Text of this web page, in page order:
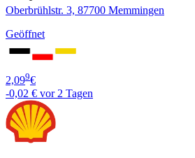
Oberbrühlstr. 3, 87700 Memmingen
Geöffnet
2,099€
-0,02 € vor 2 Tagen